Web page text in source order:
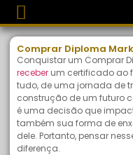
Comprar Diploma
Conquistar um Comprar
receber um certificado ao
tudo, de uma jornada de
construção de um futuro
é uma decisão que
também sua forma de
dele. Portanto, pensar
diferença.